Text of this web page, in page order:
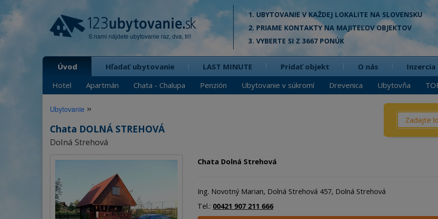
S nami nájdete ubytovanie raz, dva, tri!
1. UBYTOVANIE V KAŽDEJ LOKALITE NA SLOVENSKU
2. PRIAME KONTAKTY NA MAJITEĽOV OBJEKTOV
3. VYBERTE SI Z 3667 PONÚK
Úvod
Hotel
Apartmán Chata - Chalupa Penzión Ubytovanie v súkromí Drevenica Ubytovňa
Hľadať ubytovanie LAST MINUTE Pridať objekt O nás Inzercia
Čo? /
Ubytovanie »
Chata DOLNÁ STREHOVÁ
Dolná Strehová
Chata Dolná Strehová
Ing. Novotný Marian, Dolná Strehová 457, Dolná Strehová
Tel.: 00421 907 211 666